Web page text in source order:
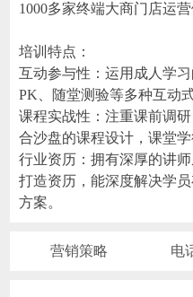
1000多家终端大商门店运
培训特点：
互动参与性：运用成人学
PK、随堂测验等多种互动
课程实战性：注重课前调
合沙盘的课程设计，课堂学
行业资历：拥有深厚的讲
打造资历，能深度解决学
方案。
营销策略 电